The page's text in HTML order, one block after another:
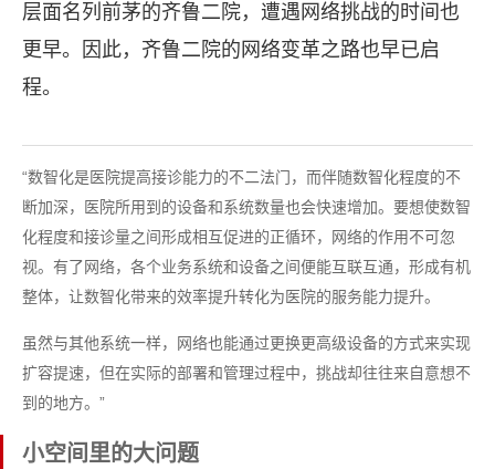
层面名列前茅的齐鲁二院，遭遇网络挑战的时间也
更早。因此，齐鲁二院的网络变革之路也早已启
程。
“数智化是医院提高接诊能力的不二法门，而伴随数智化程度的不
断加深，医院所用到的设备和系统数量也会快速增加。要想使数智
化程度和接诊量之间形成相互促进的正循环，网络的作用不可忽
视。有了网络，各个业务系统和设备之间便能互联互通，形成有机
整体，让数智化带来的效率提升转化为医院的服务能力提升。
虽然与其他系统一样，网络也能通过更换更高级设备的方式来实现
扩容提速，但在实际的部署和管理过程中，挑战却往往来自意想不
到的地方。”
小空间里的大问题